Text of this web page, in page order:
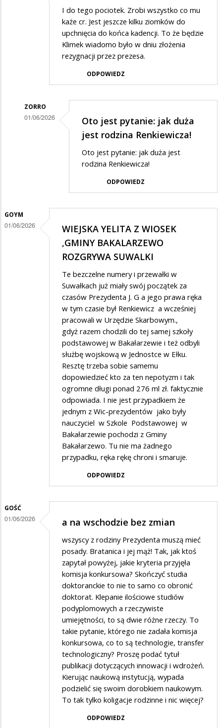
prezydenta
I do tego pociotek. Zrobi wszystko co mu
każe cr. Jest jeszcze kilku ziomków do
upchnięcia do końca kadencji. To że będzie
Klimek wiadomo było w dniu złożenia
rezygnacji przez prezesa.
ODPOWIEDZ
ZORRO
01/06/2026
odpowiedzi
Mierny
Oto jest pytanie: jak duża
jest rodzina Renkiewicza!
Oto jest pytanie: jak duża jest
rodzina Renkiewicza!
ODPOWIEDZ
GOYM
01/06/2026
WIEJSKA YELITA Z WIOSEK
,GMINY BAKALARZEWO
ROZGRYWA SUWALKI
Te bezczelne numery i przewałki w
Suwałkach już miały swój początek za
czasów Prezydenta J. G a jego prawa ręka
w tym czasie był Renkiewicz a wcześniej
pracowali w Urzędzie Skarbowym.,
gdyż razem chodzili do tej samej szkoły
podstawowej w Bakałarzewie i też odbyli
służbę wojskową w Jednostce w Ełku.
Resztę trzeba sobie samemu
dopowiedzieć kto za ten nepotyzm i tak
ogromne długi ponad 276 ml zł. faktycznie
odpowiada. I nie jest przypadkiem że
jednym z Wic-prezydentów jako były
nauczyciel w Szkole Podstawowej w
Bakałarzewie pochodzi z Gminy
Bakałarzewo. Tu nie ma żadnego
przypadku, ręka rękę chroni i smaruje.
ODPOWIEDZ
GOŚĆ
01/06/2026 a na wschodzie bez zmian
wszyscy z rodziny Prezydenta muszą mieć
posady. Bratanica i jej mąż! Tak, jak ktoś
zapytał powyżej, jakie kryteria przyjęła
komisja konkursowa? Skończyć studia
doktoranckie to nie to samo co obronić
doktorat. Klepanie ilościowe studiów
podyplomowych a rzeczywiste
umiejętności, to są dwie różne rzeczy. To
takie pytanie, którego nie zadała komisja
konkursowa, co to są technologie, transfer
technologiczny? Proszę podać tytuł
publikacji dotyczących innowacji i wdrożeń.
Kierując naukową instytucją, wypada
podzielić się swoim dorobkiem naukowym.
To tak tylko koligacje rodzinne i nic więcej?
ODPOWIEDZ